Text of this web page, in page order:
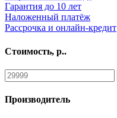
Гарантия до 10 лет
Наложенный платёж
Рассрочка и онлайн-кредит
Стоимость, р..
Производитель